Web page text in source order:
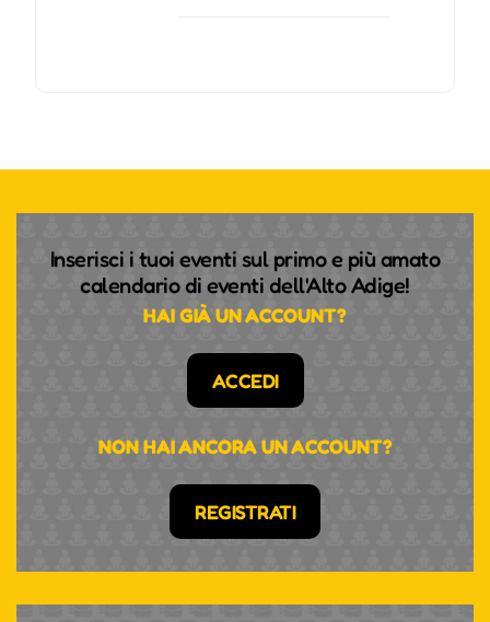
Inserisci i tuoi eventi sul primo e più amato
calendario di eventi dell'Alto Adige!
HAI GIÀ UN ACCOUNT?
ACCEDI
NON HAI ANCORA UN ACCOUNT?
REGISTRATI